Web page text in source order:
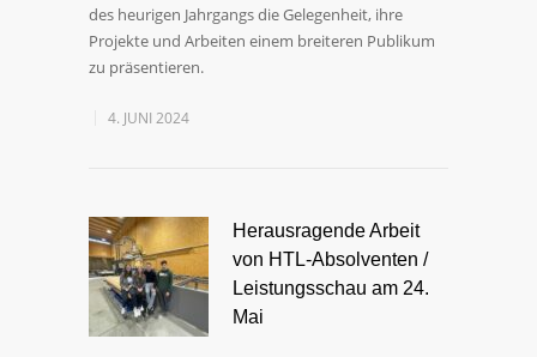
des heurigen Jahrgangs die Gelegenheit, ihre
Projekte und Arbeiten einem breiteren Publikum
zu präsentieren.
4. JUNI 2024
Herausragende Arbeit
von HTL-Absolventen /
Leistungsschau am 24.
Mai